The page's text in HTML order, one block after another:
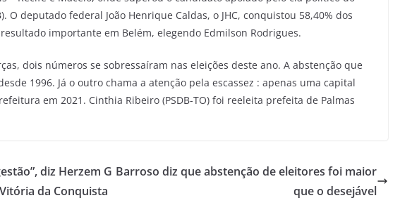
O deputado federal João Henrique Caldas, o JHC, conquistou 58,40% dos
resultado importante em Belém, elegendo Edmilson Rodrigues.
dois números se sobressaíram nas eleições deste ano. A abstenção que
1996. Já o outro chama a atenção pela escassez : apenas uma capital
em 2021. Cinthia Ribeiro (PSDB-TO) foi reeleita prefeita de Palmas
diz Herzem G
da Conquista
Barroso diz que abstenção de eleitores foi maior
que o desejável